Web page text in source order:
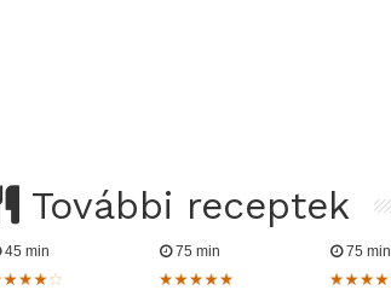
További receptek
45 min 75 min 75 min